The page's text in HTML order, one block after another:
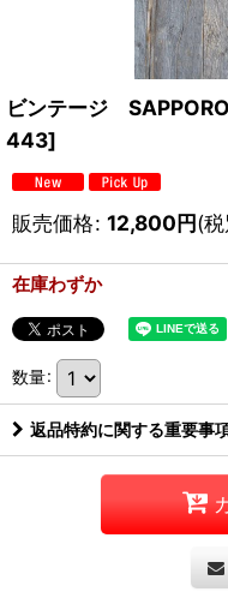
ビンテージ
443]
販売価格: 12,800円(
在庫わずか
数量:
返品特約に関する重要事